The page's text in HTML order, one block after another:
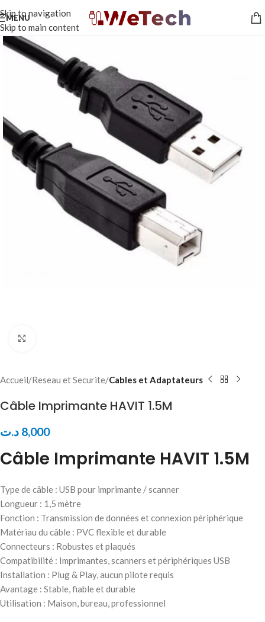
Skip to navigation
Skip to main content
MENU
Accueil Reseau et Securite Cables et Adaptateurs
Câble Imprimante HAVIT 1.5M
8,000 د.ت
Câble Imprimante HAVIT 1.5M
Type de câble : USB pour imprimante / scanner
Longueur : 1,5 mètre
Fonction : Transmission de données et connexion périphérique
Matériau du câble : PVC flexible et durable
Connecteurs : Robustes et plaqués
Compatibilité : Imprimantes, scanners et périphériques USB
Installation : Plug & Play, aucun pilote requis
Avantage : Stable, fiable et durable
Utilisation : Maison, bureau, professionnel